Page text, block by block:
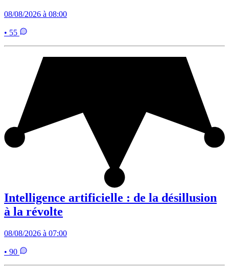
08/08/2026 à 08:00
• 55
Intelligence artificielle : de la désillusion
à la révolte
08/08/2026 à 07:00
• 90